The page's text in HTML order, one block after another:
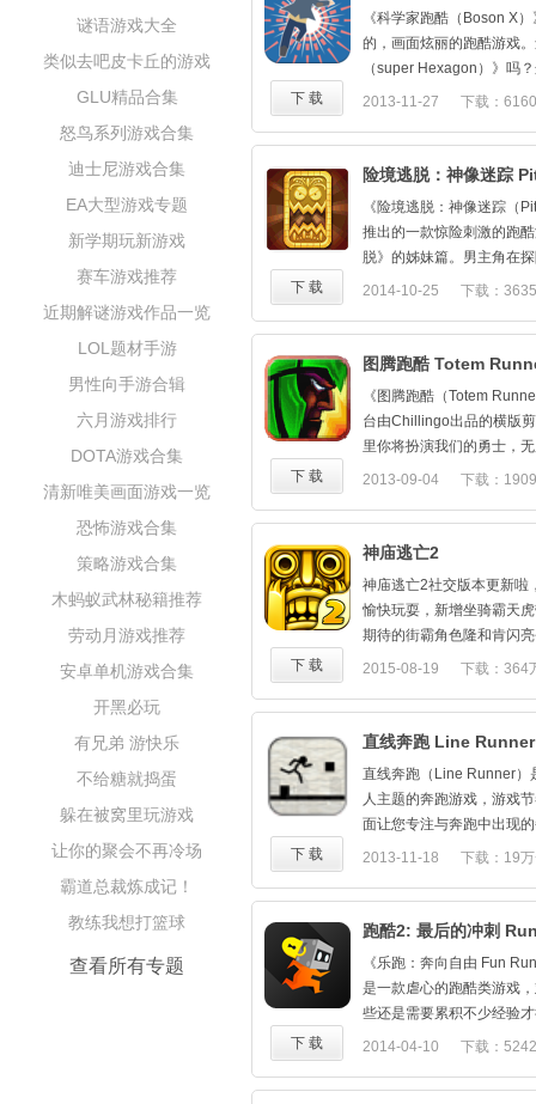
谜语游戏大全
类似去吧皮卡丘的游戏
GLU精品合集
怒鸟系列游戏合集
迪士尼游戏合集
EA大型游戏专题
新学期玩新游戏
赛车游戏推荐
近期解谜游戏作品一览
LOL题材手游
男性向手游合辑
六月游戏排行
DOTA游戏合集
清新唯美画面游戏一览
恐怖游戏合集
策略游戏合集
木蚂蚁武林秘籍推荐
劳动月游戏推荐
安卓单机游戏合集
开黑必玩
有兄弟 游快乐
不给糖就捣蛋
躲在被窝里玩游戏
让你的聚会不再冷场
霸道总裁炼成记！
教练我想打篮球
查看所有专题
《科学家跑酷（Boson X
的，画面炫丽的跑酷游戏
（super Hexagon）》吗
掉一次的频率让不少玩家
的跑酷游戏，和《超级六
拥有让你眼花缭乱的背景
游戏的主角是一名科学家
家教授来跑过一个粒子加
子。游戏的控制很简单，
授在机器中的位置就好。
家要根据场景做出极快的
记录。
2013-11-27 下载：
下 载
险境逃脱：神像迷踪
《险境逃脱：神像迷踪（
推出的一款惊险刺激的跑
脱》的姊妹篇。男主角在
可就在即将到手之际，丛
角落。男主人公就此踏上
该作集成了众多跑酷游戏
滑动屏幕来转弯，点击屏
戏非常有难度和挑战性，
质量有保障。
2014-10-25 下载：
下 载
图腾跑酷 Totem
《图腾跑酷（Totem
台由Chillingo出品的横版
里你将扮演我们的勇士，
戏中玩家扮演的勇士将利
风格还是比较新颖的。
2013-09-04 下载：
下 载
神庙逃亡2
神庙逃亡2社交版本更新啦
愉快玩耍，新增坐骑霸天
期待的街霸角色隆和肯闪
快感无限；更有情人节惊
逃亡......暑期旅程太精彩，
2015-08-19 下载：364
下 载
直线奔跑 Line Runner
直线奔跑（Line Runner）
人主题的奔跑游戏，游戏
面让您专注与奔跑中出现
因为Game Over是瞬间的
跳。除此之外你需要把所
障碍上。
2013-11-18 下载：19
下 载
跑酷2: 最后的冲刺
《乐跑：奔向自由 Fun
是一款虐心的跑酷类游戏
些还是需要累积不少经验
己，那就来玩一玩吧。
2014-04-10 下载：
下 载